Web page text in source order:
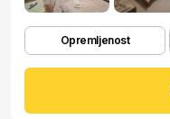
Opremljenost